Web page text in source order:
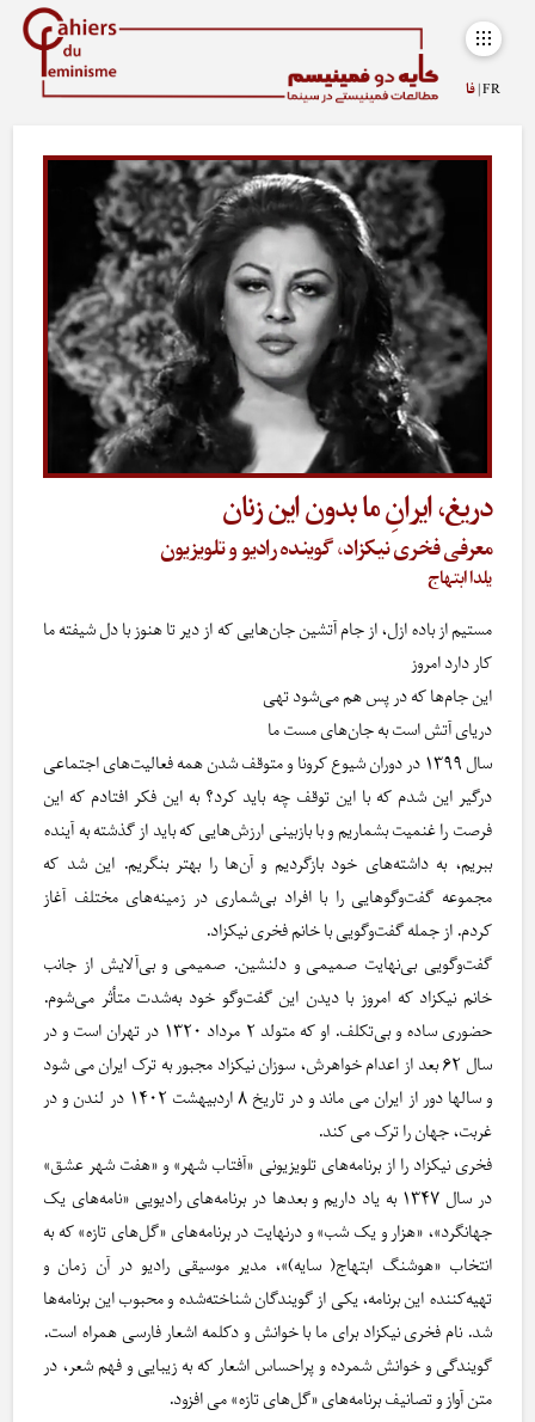
FR | فا
دریغ، ایرانِ ما بدون این زنان
معرفی فخری نیکزاد، گوینده رادیو و تلویزیون
یلدا ابتهاج
مستیم از باده ازل، از جام آتشین جان‌هایی که از دیر تا هنوز با دل شیفته ما
کار دارد امروز
این جام‌ها که در پس هم می‌شود تهی
دریای آتش است به جان‌های مست ما
سال ۱۳۹۹ در دوران شیوع کرونا و متوقف شدن همه فعالیت‌های اجتماعی
درگیر این شدم که با این توقف چه باید کرد؟ به این فکر افتادم که این
فرصت را غنمیت بشماریم و با بازبینی ارزش‌هایی که باید از گذشته به آینده
ببریم، به داشته‌های خود بازگردیم و آن‌ها را بهتر بنگریم. این شد که
مجموعه گفت‌وگوهایی را با افراد بی‌شماری در زمینه‌های مختلف آغاز
کردم. از جمله گفت‌وگویی با خانم فخری نیکزاد.
گفت‌وگویی بی‌نهایت صمیمی و دلنشین. صمیمی و بی‌آلایش از جانب
خانم نیکزاد که امروز با دیدن این گفت‌وگو خود به‌شدت متأثر می‌شوم.
حضوری ساده و بی‌تکلف. او که متولد ۲ مرداد ۱۳۲۰ در تهران است و در
سال ۶۲ بعد از اعدام خواهرش، سوزان نیکزاد مجبور به ترک ایران می شود
و سالها دور از ایران می ماند و در تاریخ ۸ اردبیهشت ۱۴۰۲ در لندن و در
غربت، جهان را ترک می کند.
فخری نیکزاد را از برنامه‌های تلویزیونی «آفتاب شهر» و «هفت شهر عشق»
در سال ۱۳۴۷ به یاد داریم و بعدها در برنامه‌های رادیویی «نامه‌های یک
جهانگرد»، «هزار و یک شب» و درنهایت در برنامه‌های «گل‌های تازه» که به
انتخاب «هوشنگ ابتهاج( سایه)»، مدیر موسیقی رادیو در آن زمان و
تهیه‌کننده این برنامه، یکی از گویندگان شناخته‌شده و محبوب این برنامه‌ها
شد. نام فخری نیکزاد برای ما با خوانش و دکلمه اشعار فارسی همراه است.
گویندگی و خوانش شمرده و پراحساس اشعار که به زیبایی و فهم شعر، در
متن آواز و تصانیف برنامه‌های «گل‌های تازه» می افزود.